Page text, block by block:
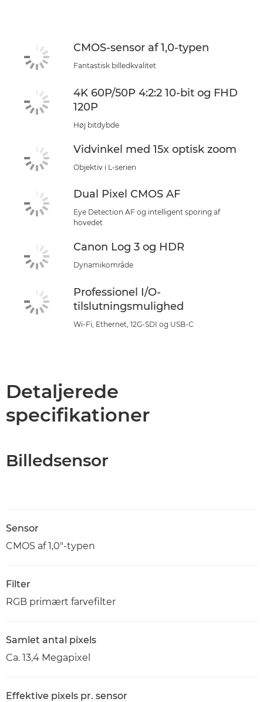
CMOS-sensor af 1,0-typen
Fantastisk billedkvalitet
4K 60P/50P 4:2:2 10-bit og FHD
120P
Høj bitdybde
Vidvinkel med 15x optisk zoom
Objektiv i L-serien
Dual Pixel CMOS AF
Eye Detection AF og intelligent sporing af
hovedet
Canon Log 3 og HDR
Dynamikområde
Professionel I/O-
tilslutningsmulighed
Wi-Fi, Ethernet, 12G-SDI og USB-C
Detaljerede
specifikationer
Billedsensor
Sensor
CMOS af 1,0"-typen
Filter
RGB primært farvefilter
Samlet antal pixels
Ca. 13,4 Megapixel
Effektive pixels pr. sensor